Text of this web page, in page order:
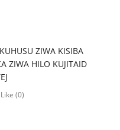
ZIWA KISIBA
ZIWA HILO KUJITAID
Like (0)